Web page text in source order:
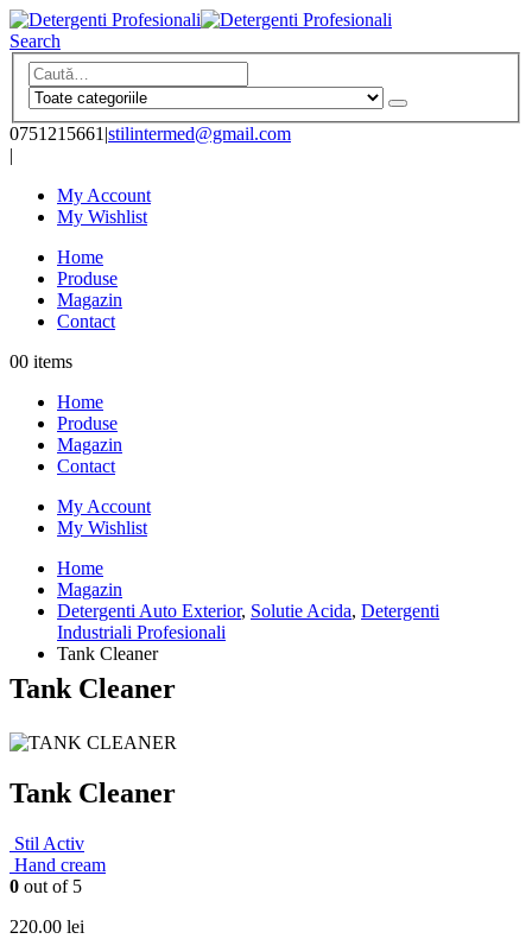
Search
0751215661 |stilintermed@gmail.com
|
My Account
My Wishlist
Home
Produse
Magazin
Contact
00 items
Home
Produse
Magazin
Contact
My Account
My Wishlist
Home
Magazin
Detergenti Auto Exterior, Solutie Acida, Detergenti
Industriali Profesionali
Tank Cleaner
Tank Cleaner
Tank Cleaner
Stil Activ
Hand cream
0 out of 5
220.00 lei